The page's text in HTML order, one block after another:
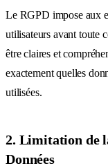
Le RGPD impose aux
utilisateurs avant toute
être claires et
exactement quelles
utilisées.
2. Limitation de
Données